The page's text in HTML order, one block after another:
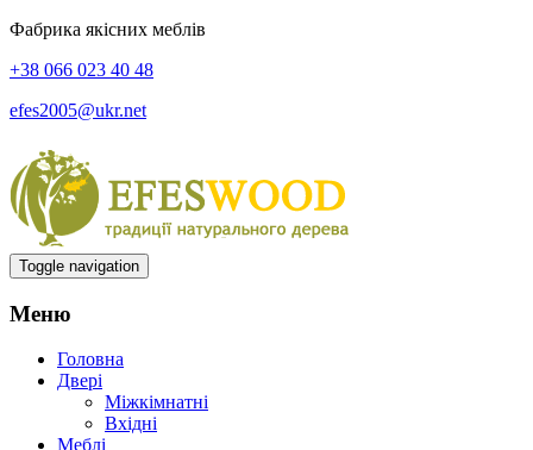
Фабрика якісних меблів
+38 066 023 40 48
efes2005@ukr.net
Toggle navigation
Меню
Головна
Двері
Міжкімнатні
Вхідні
Меблі